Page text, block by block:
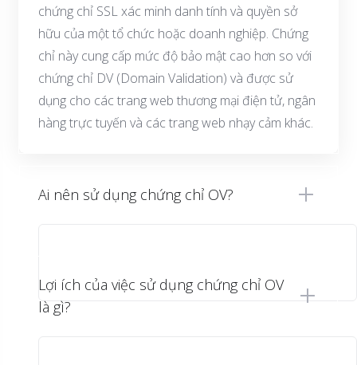
chứng chỉ SSL xác minh danh tính và quyền sở
hữu của một tổ chức hoặc doanh nghiệp. Chứng
chỉ này cung cấp mức độ bảo mật cao hơn so với
chứng chỉ DV (Domain Validation) và được sử
dụng cho các trang web thương mại điện tử, ngân
hàng trực tuyến và các trang web nhạy cảm khác.
Ai nên sử dụng chứng chỉ OV?
Lợi ích của việc sử dụng chứng chỉ OV
là gì?